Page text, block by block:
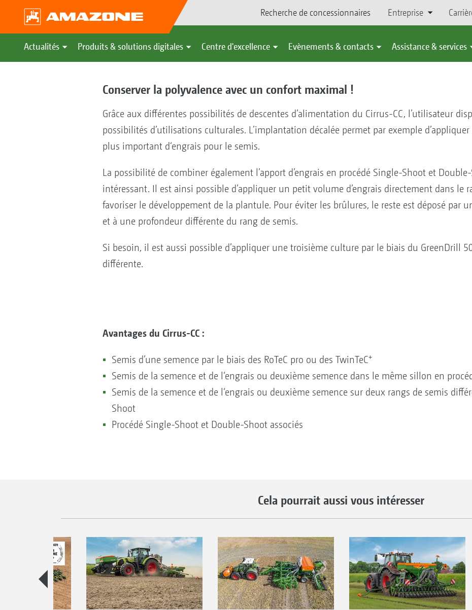
Recherche de concessionnaires Entreprise
Actualités Produits & solutions digitales Centre d'excellence Evènements & contacts Assistance & services
Conserver la polyvalence avec un confort maximal !
Grâce aux différentes possibilités de descentes d’alimentation du Cirrus-CC, l’utilisateur
possibilités d’utilisations culturales. L’implantation décalée permet par exemple
plus important d‘engrais pour le semis.
La possibilité de combiner également l’apport d’engrais en procédé Single-Shoot et
intéressant. Il est ainsi possible d’appliquer un petit volume d’engrais directement dans le
favoriser le développement de la plantule. Pour éviter les brûlures, le reste est déposé par
et à une profondeur différente du rang de semis.
Si besoin, il est aussi possible d’appliquer une troisième culture par le biais du GreenDrill
différente.
Avantages du Cirrus-CC :
Semis d’une semence par le biais des RoTeC pro ou des TwinTeC+
Semis de la semence et de l‘engrais ou deuxième semence dans le même sillon en
Semis de la semence et de l‘engrais ou deuxième semence sur deux rangs de semis
Shoot
Procédé Single-Shoot et Double-Shoot associés
Cela pourrait aussi vous intéresser